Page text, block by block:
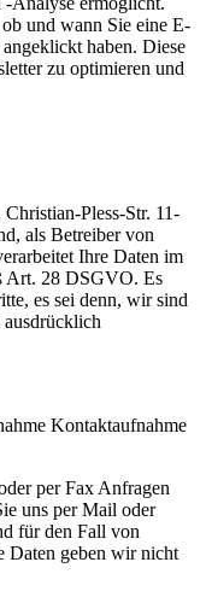
und wann Sie eine E-
haben. Diese
zu optimieren und
Pless-Str. 11-
als Betreiber von
Ihre Daten im
Art. 28 DSGVO. Es
es sei denn, wir sind
ausdrücklich
Kontaktaufnahme
per Fax Anfragen
uns per Mail oder
für den Fall von
Daten geben wir nicht